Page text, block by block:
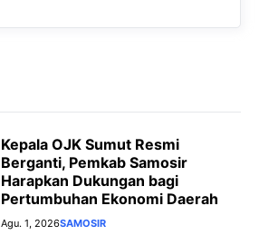
Kepala OJK Sumut Resmi
Berganti, Pemkab Samosir
Harapkan Dukungan bagi
Pertumbuhan Ekonomi Daerah
Agu. 1, 2026SAMOSIR